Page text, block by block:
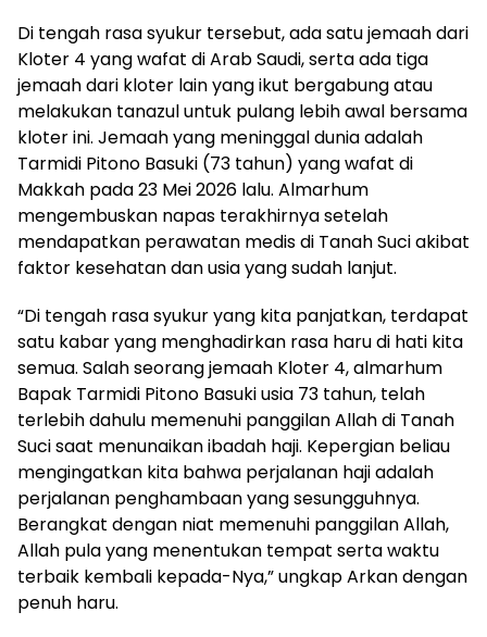
Di tengah rasa syukur tersebut, ada satu jemaah dari
Kloter 4 yang wafat di Arab Saudi, serta ada tiga
jemaah dari kloter lain yang ikut bergabung atau
melakukan tanazul untuk pulang lebih awal bersama
kloter ini. Jemaah yang meninggal dunia adalah
Tarmidi Pitono Basuki (73 tahun) yang wafat di
Makkah pada 23 Mei 2026 lalu. Almarhum
mengembuskan napas terakhirnya setelah
mendapatkan perawatan medis di Tanah Suci akibat
faktor kesehatan dan usia yang sudah lanjut.
“Di tengah rasa syukur yang kita panjatkan, terdapat
satu kabar yang menghadirkan rasa haru di hati kita
semua. Salah seorang jemaah Kloter 4, almarhum
Bapak Tarmidi Pitono Basuki usia 73 tahun, telah
terlebih dahulu memenuhi panggilan Allah di Tanah
Suci saat menunaikan ibadah haji. Kepergian beliau
mengingatkan kita bahwa perjalanan haji adalah
perjalanan penghambaan yang sesungguhnya.
Berangkat dengan niat memenuhi panggilan Allah,
Allah pula yang menentukan tempat serta waktu
terbaik kembali kepada-Nya,” ungkap Arkan dengan
penuh haru.